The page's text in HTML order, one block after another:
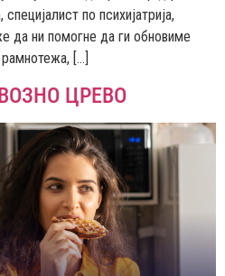
по психијатрија,
да ни помогне да ги обновиме
рамнотежа, […]
ЦРЕВО